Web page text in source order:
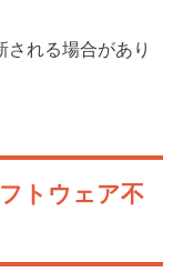
れる場合があり
トウェア不